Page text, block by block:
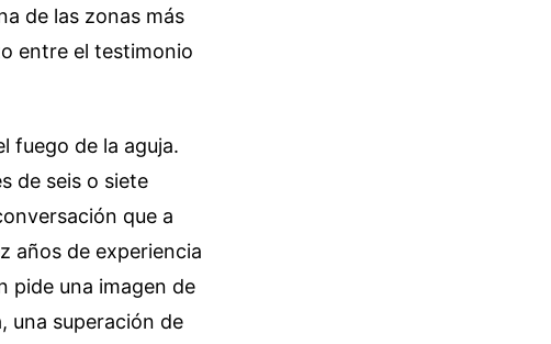
de las zonas más
entre el testimonio
fuego de la aguja.
de seis o siete
que a
años de experiencia
pide una imagen de
una superación de